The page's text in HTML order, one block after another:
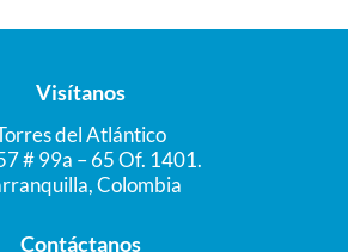
Visítanos
del Atlántico
# 99a – 65 Of. 1401.
Colombia
Contáctanos